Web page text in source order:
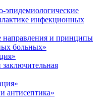
эпидемиологические
инфекционных
и принципы
больных»
антисептика»